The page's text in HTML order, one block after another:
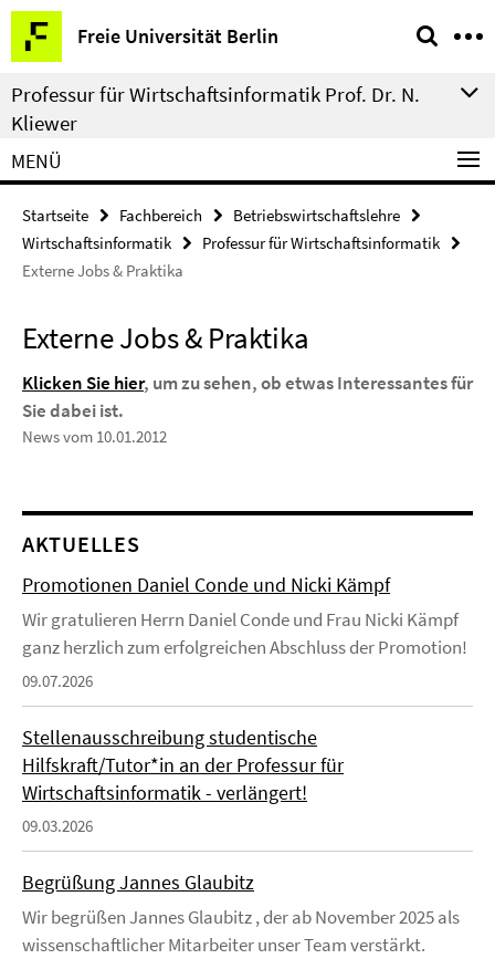
Springe
direkt
zu
Inhalt
Freie Universität Berlin
Service-
Navigation
Professur für Wirtschaftsinformatik Prof. Dr. N.
Kliewer
MENÜ
Startseite Fachbereich
Betriebswirtschaftslehre
Wirtschaftsinformatik
Professur für Wirtschaftsinformatik
Externe Jobs & Praktika
Externe Jobs & Praktika
Klicken Sie hier, um zu sehen, ob etwas Interessantes für
Sie dabei ist.
News vom 10.01.2012
AKTUELLES
Promotionen Daniel Conde und Nicki Kämpf
Wir gratulieren Herrn Daniel Conde und Frau Nicki Kämpf
ganz herzlich zum erfolgreichen Abschluss der Promotion!
09.07.2026
Stellenausschreibung studentische
Hilfskraft/Tutor*in an der Professur für
Wirtschaftsinformatik - verlängert!
09.03.2026
Begrüßung Jannes Glaubitz
Wir begrüßen Jannes Glaubitz , der ab November 2025 als
wissenschaftlicher Mitarbeiter unser Team verstärkt.